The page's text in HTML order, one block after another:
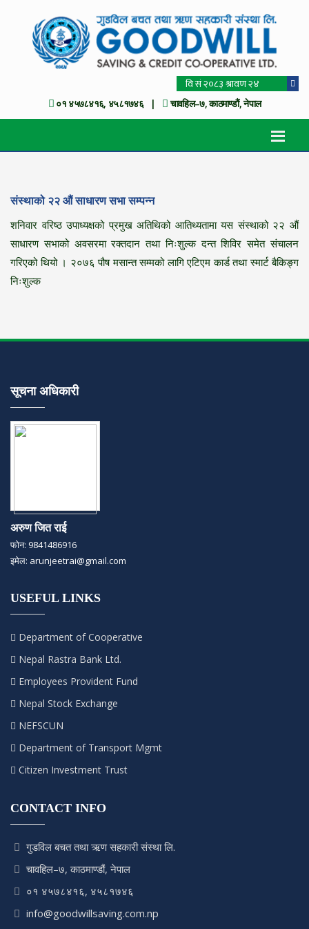
०१ ४५७८४१६, ४५८१७४६ | चावहिल–७, काठमाण्डौं, नेपाल
संस्थाको २२ औं साधारण सभा सम्पन्न
शनिवार वरिष्ठ उपाध्यक्षको प्रमुख अतिथिको आतिथ्यतामा यस संस्थाको २२ औं
साधारण सभाको अवसरमा रक्तदान तथा निःशुल्क दन्त शिविर समेत संचालन
गरिएको थियो । २०७६ पौष मसान्त सम्मको लागि एटिएम कार्ड तथा स्मार्ट बैकिङ्ग
निःशुल्क
सूचना अधिकारी
अरुण जित राई
फोन: 9841486916
इमेल: arunjeetrai@gmail.com
USEFUL LINKS
Department of Cooperative
Nepal Rastra Bank Ltd.
Employees Provident Fund
Nepal Stock Exchange
NEFSCUN
Department of Transport Mgmt
Citizen Investment Trust
CONTACT INFO
गुडविल बचत तथा ऋण सहकारी संस्था लि.
चावहिल–७, काठमाण्डौं, नेपाल
०१ ४५७८४१६, ४५८१७४६
info@goodwillsaving.com.np